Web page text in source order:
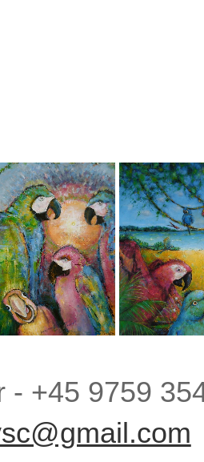
- +45 9759